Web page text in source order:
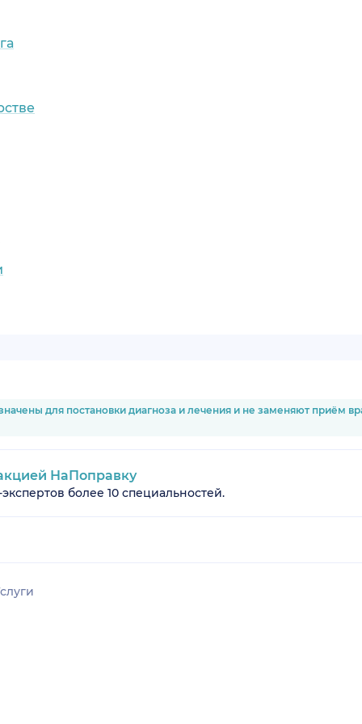
для постановки диагноза и лечения и не заменяют приём
НаПоправку
более 10 специальностей.